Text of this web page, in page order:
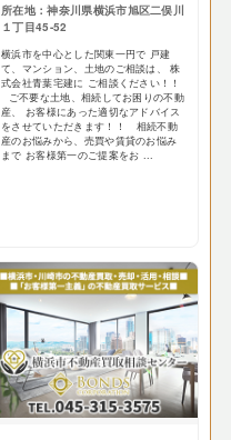
所在地：神奈川県横浜市旭区二俣川
１丁目45-52
横浜市を中心とした関東一円で 戸建
て、マンション、土地のご相談は、 株
式会社青葉宅建に ご相談ください！！
ご不要な土地、相続してお困りの不動
産、 お客様にあった適切なアドバイス
をさせていただきます！！ 相続不動
産のお悩みから、売買や賃貸のお悩み
まで お客様第一のご提案をお ...